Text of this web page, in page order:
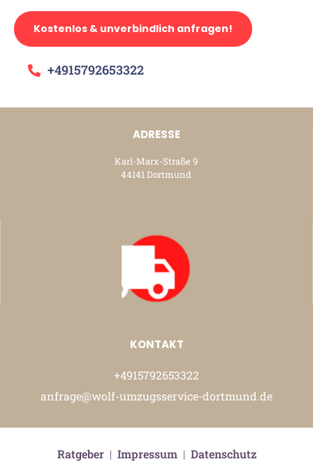
Kostenlos & unverbindlich anfragen!
+4915792653322
ADRESSE
Karl-Marx-Straße 9
44141 Dortmund
KONTAKT
+4915792653322
anfrage@wolf-umzugsservice-dortmund.de
Ratgeber| Impressum| Datenschutz